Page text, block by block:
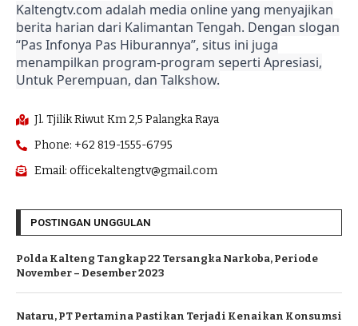
Kaltengtv.com adalah media online yang menyajikan
berita harian dari Kalimantan Tengah. Dengan slogan
“Pas Infonya Pas Hiburannya”, situs ini juga
menampilkan program-program seperti Apresiasi,
Untuk Perempuan, dan Talkshow.
Jl. Tjilik Riwut Km 2,5 Palangka Raya
Phone: +62 819-1555-6795
Email: officekaltengtv@gmail.com
POSTINGAN UNGGULAN
Polda Kalteng Tangkap 22 Tersangka Narkoba, Periode
November – Desember 2023
Nataru, PT Pertamina Pastikan Terjadi Kenaikan Konsumsi